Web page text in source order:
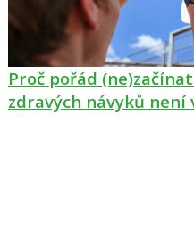
Proč pořád
zdravých návyků není